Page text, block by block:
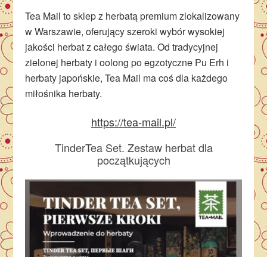
Tea Mail to sklep z herbatą premium zlokalizowany
w Warszawie, oferujący szeroki wybór wysokiej
jakości herbat z całego świata. Od tradycyjnej
zielonej herbaty i oolong po egzotyczne Pu Erh i
herbaty japońskie, Tea Mail ma coś dla każdego
miłośnika herbaty.
https://tea-mail.pl/
TinderTea Set. Zestaw herbat dla
początkujących